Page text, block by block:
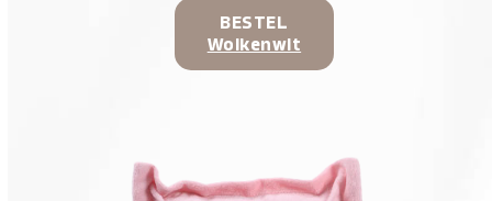
BESTEL
Wolkenwit